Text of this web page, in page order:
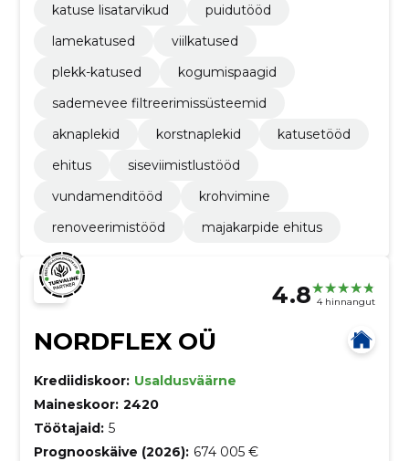
katuse lisatarvikud
puidutööd
lamekatused
viilkatused
plekk-katused
kogumispaagid
sademevee filtreerimissüsteemid
aknaplekid
korstnaplekid
katusetööd
ehitus
siseviimistlustööd
vundamenditööd
krohvimine
renoveerimistööd
majakarpide ehitus
4.8 4 hinnangut
NORDFLEX OÜ
Krediidiskoor: Usaldusväärne
Maineskoor: 2420
Töötajaid: 5
Prognooskäive (2026): 674 005 €